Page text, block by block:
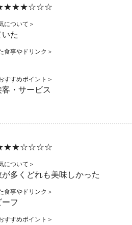
について＞
た
食事やドリンク＞
すすめポイント＞
・サービス
について＞
多くどれも美味しかった
食事やドリンク＞
ーフ
すすめポイント＞